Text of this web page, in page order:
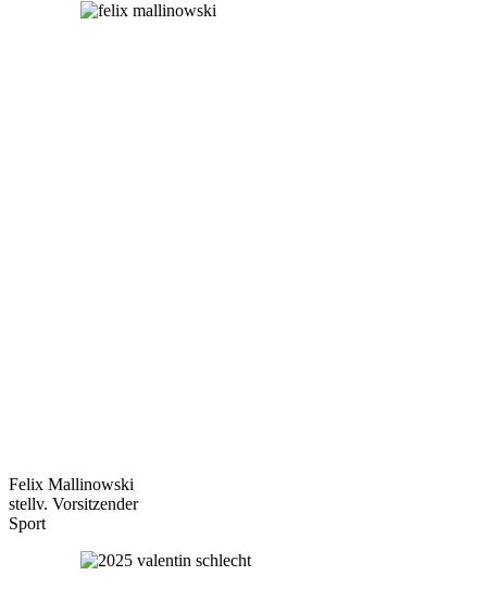
Felix Mallinowski
stellv. Vorsitzender
Sport